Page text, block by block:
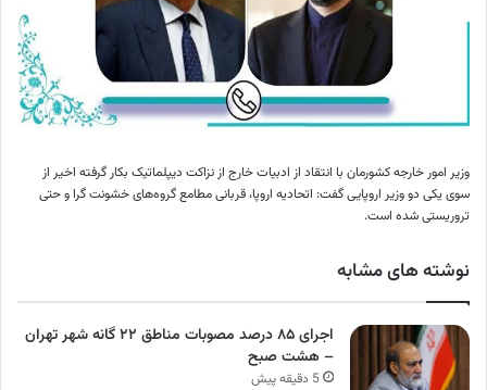
وزیر امور خارجه کشورمان با انتقاد از ادبیات خارج از نزاکت دیپلماتیک بکار گرفته اخیر از
سوی یکی دو وزیر اروپایی گفت: اتحادیه اروپا، قربانی مطامع گروه‌های خشونت گرا و حتی
تروریستی شده است.
نوشته های مشابه
اجرای ۸۵ درصد مصوبات مناطق ۲۲ گانه شهر تهران
– هشت صبح
5 دقیقه پیش